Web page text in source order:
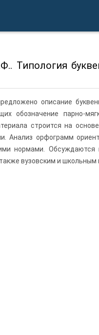
Типология
описание
обозначение парно-
строится на
Анализ орфограмм
нормами. Обсуждаются
вузовским и